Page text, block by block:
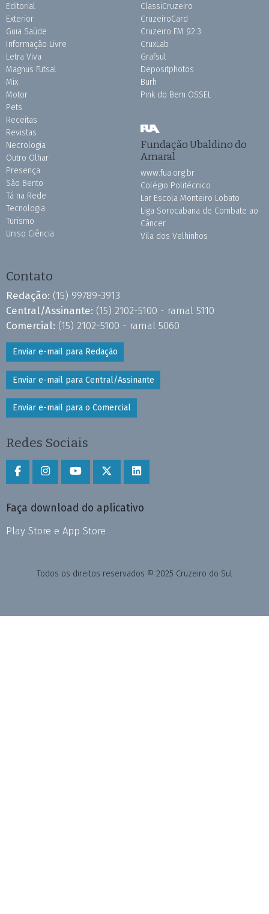
Editorial
Exterior
Guia Saúde
Informação Livre
Letra Viva
Magnus Futsal
Mix
Motor
Pets
Receitas
Revistas
Necrologia
Outro Olhar
Presença
São Bento
Tá na Rede
Tecnologia
Turismo
Uniso Ciência
ClassiCruzeiro
CruzeiroCard
Cruzeiro FM 92.3
CruxLab
Grafsul
Depositphotos
Burh
Pink do Bem OSSEL
Fundação Ubaldino do
Amaral
www.fua.org.br
Colégio Politécnico
Lar Escola Monteiro Lobato
Liga Sorocabana de Combate ao
Câncer
Vila dos Velhinhos
Contato
Redação: (15) 99789-3913
Central/Assinante: (15) 2102-5100 - ramal 5110
Comercial: (15) 2102-5100 - ramal 5060
Enviar e-mail para Redação
Enviar e-mail para Central/Assinante
Enviar e-mail para o Comercial
Redes Sociais
Faça download do aplicativo
Play Store e App Store
Todos os direitos reservados © 2025 Cruzeiro do Sul